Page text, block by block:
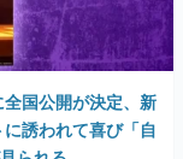
国公開が決定、新
誘われて喜び「自